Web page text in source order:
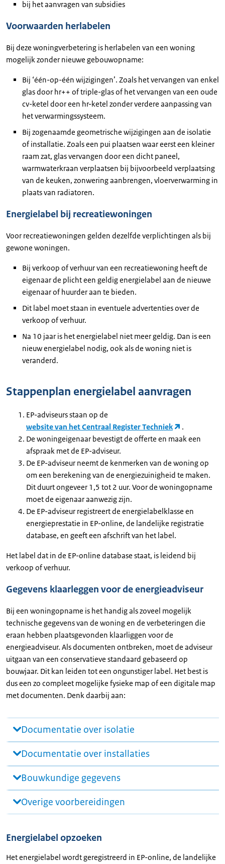
bij het aanvragen van subsidies
Voorwaarden herlabelen
Bij deze woningverbetering is herlabelen van een woning
mogelijk zonder nieuwe gebouwopname:
Bij ‘één-op-één wijzigingen’. Zoals het vervangen van enkel
glas door hr++ of triple-glas of het vervangen van een oude
cv-ketel door een hr-ketel zonder verdere aanpassing van
het verwarmingssysteem.
Bij zogenaamde geometrische wijzigingen aan de isolatie
of installatie. Zoals een pui plaatsen waar eerst een kleiner
raam zat, glas vervangen door een dicht paneel,
warmwaterkraan verplaatsen bij bijvoorbeeld verplaatsing
van de keuken, zonwering aanbrengen, vloerverwarming in
plaats van radiatoren.
Energielabel bij recreatiewoningen
Voor recreatiewoningen gelden dezelfde verplichtingen als bij
gewone woningen.
Bij verkoop of verhuur van een recreatiewoning heeft de
eigenaar de plicht een geldig energielabel aan de nieuwe
eigenaar of huurder aan te bieden.
Dit label moet staan in eventuele advertenties over de
verkoop of verhuur.
Na 10 jaar is het energielabel niet meer geldig. Dan is een
nieuw energielabel nodig, ook als de woning niet is
veranderd.
Stappenplan energielabel aanvragen
EP-adviseurs staan op de
website van het Centraal Register Techniek
.
De woningeigenaar bevestigt de offerte en maak een
afspraak met de EP-adviseur.
De EP-adviseur neemt de kenmerken van de woning op
om een berekening van de energiezuinigheid te maken.
Dit duurt ongeveer 1,5 tot 2 uur. Voor de woningopname
moet de eigenaar aanwezig zijn.
De EP-adviseur registreert de energielabelklasse en
energieprestatie in EP-online, de landelijke registratie
database, en geeft een afschrift van het label.
Het label dat in de EP-online database staat, is leidend bij
verkoop of verhuur.
Gegevens klaarleggen voor de energieadviseur
Bij een woningopname is het handig als zoveel mogelijk
technische gegevens van de woning en de verbeteringen die
eraan hebben plaatsgevonden klaarliggen voor de
energieadviseur. Als documenten ontbreken, moet de adviseur
uitgaan van een conservatieve standaard gebaseerd op
bouwjaar. Dit kan leiden tot een ongunstiger label. Het best is
dus een zo compleet mogelijke fysieke map of een digitale map
met documenten. Denk daarbij aan:
Documentatie over isolatie
Documentatie over installaties
Bouwkundige gegevens
Overige voorbereidingen
Energielabel opzoeken
Het energielabel wordt geregistreerd in EP-online, de landelijke